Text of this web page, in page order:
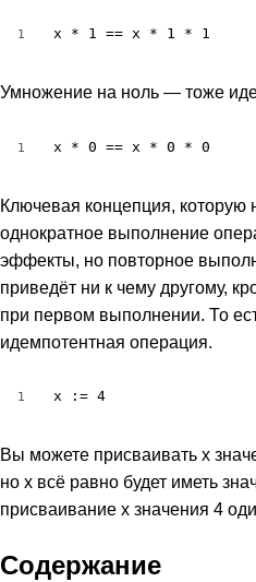
1 x * 1 == x * 1 * 1
Умножение на ноль — тоже
1 x * 0 == x * 0 * 0
Ключевая концепция, которую
однократное выполнение
эффекты, но повторное
приведёт ни к чему другому,
при первом выполнении. То
идемпотентная операция.
1 x := 4
Вы можете присваивать x
но x всё равно будет иметь
присваивание x значения 4
Содержание